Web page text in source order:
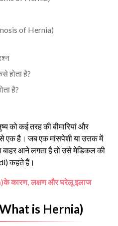
of Hernia)
होता है?
है?
को कई तरह की बीमारियां और
में से एक है। जब एक मांसपेशी या उत्तक में
आने लगता है तो उसे मेडिकल की
कहते हैं।
कारण, लक्षण और घरेलू इलाज
is Hernia)